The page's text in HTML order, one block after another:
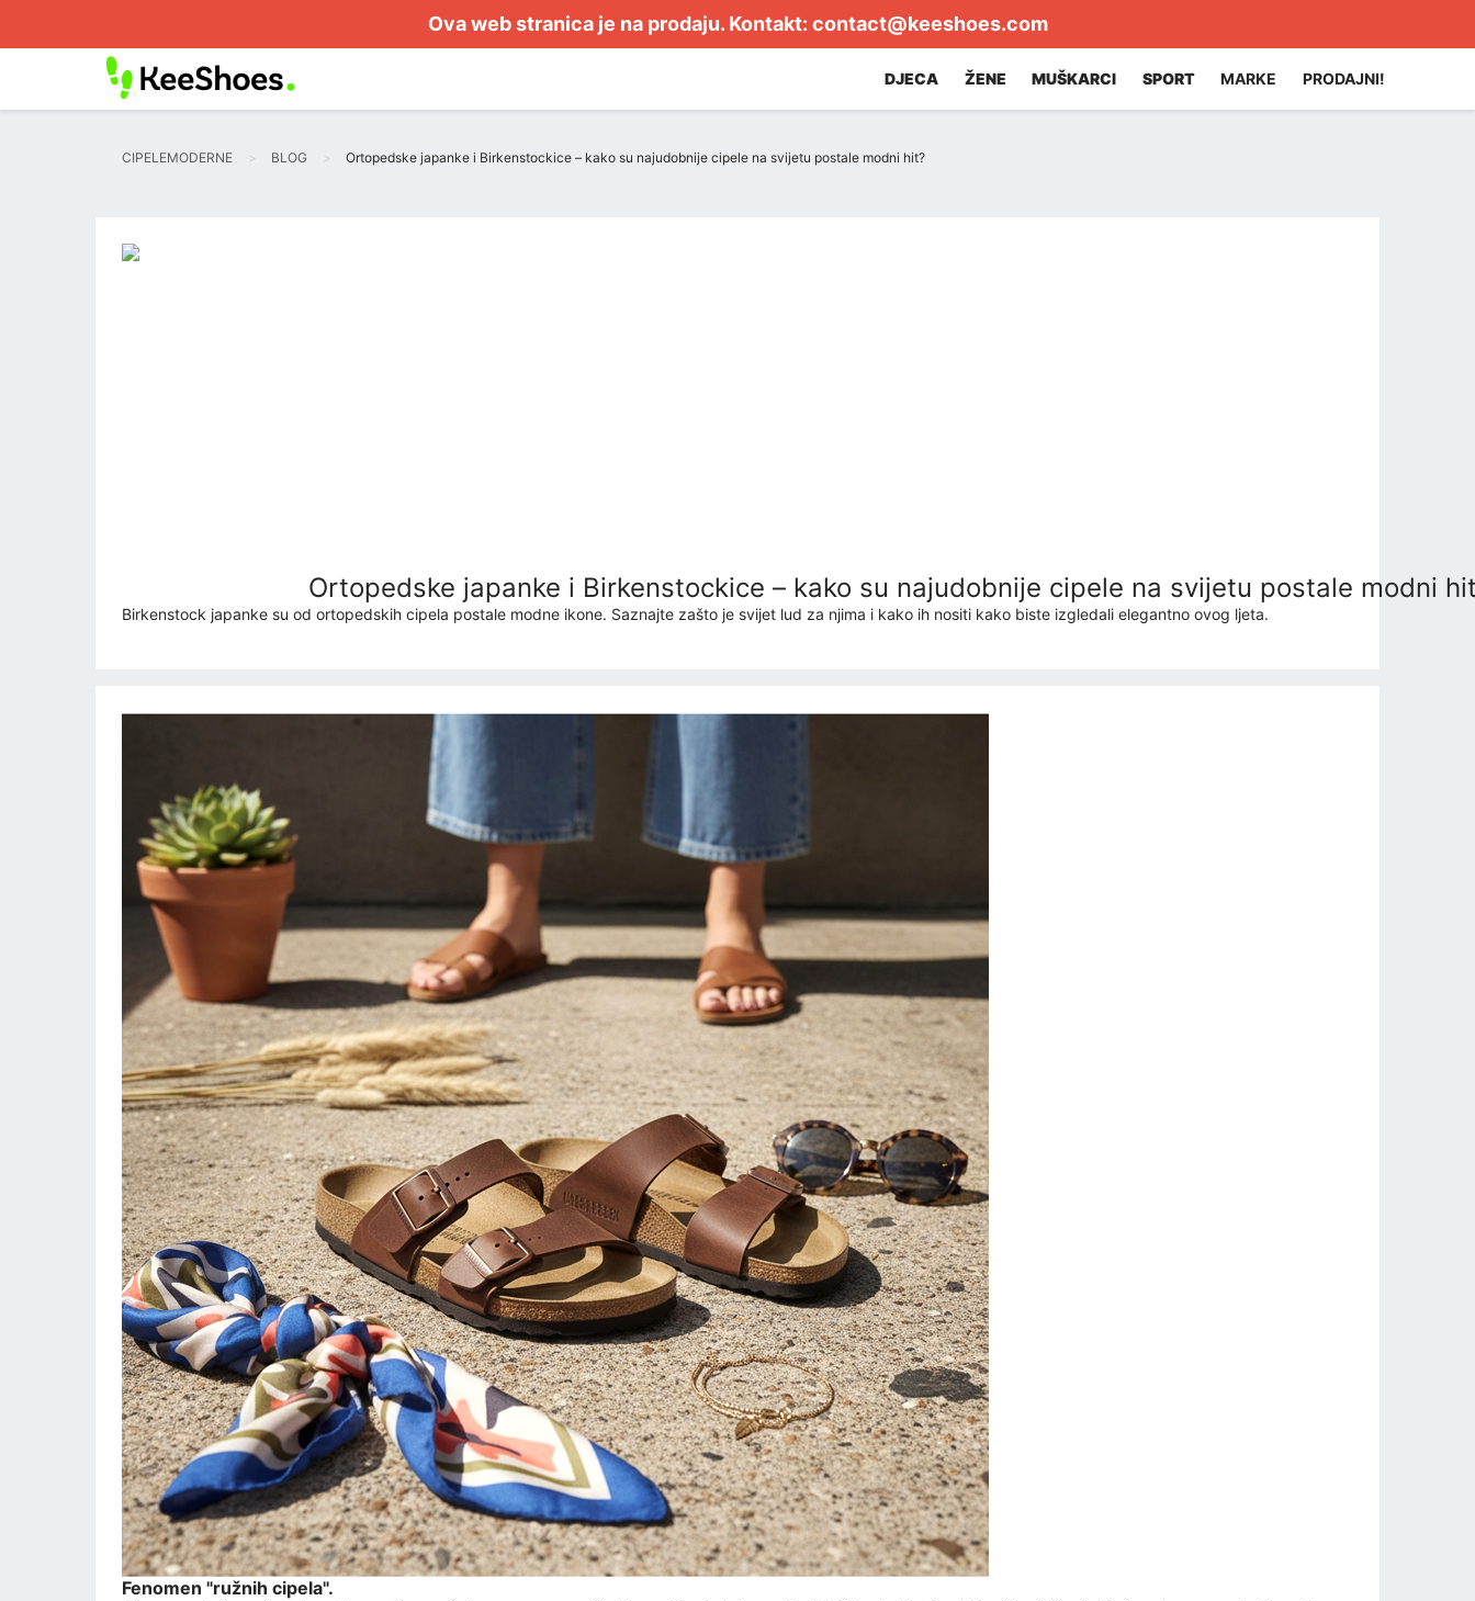
Ova web stranica je na prodaju. Kontakt: contact@keeshoes.com
DJECA ŽENE MUŠKARCI SPORT MARKE PRODAJNI!
CIPELEMODERNE BLOG Ortopedske japanke i Birkenstockice – kako su najudobnije cipele na svijetu postale modni hit?
Ortopedske japanke i Birkenstockice – kako su najudobnije cipele na svijetu postale modni
Birkenstock japanke su od ortopedskih cipela postale modne ikone. Saznajte zašto je svijet lud za njima i kako ih nositi kako biste izgledali elegantno ovog ljeta.
Fenomen "ružnih cipela".